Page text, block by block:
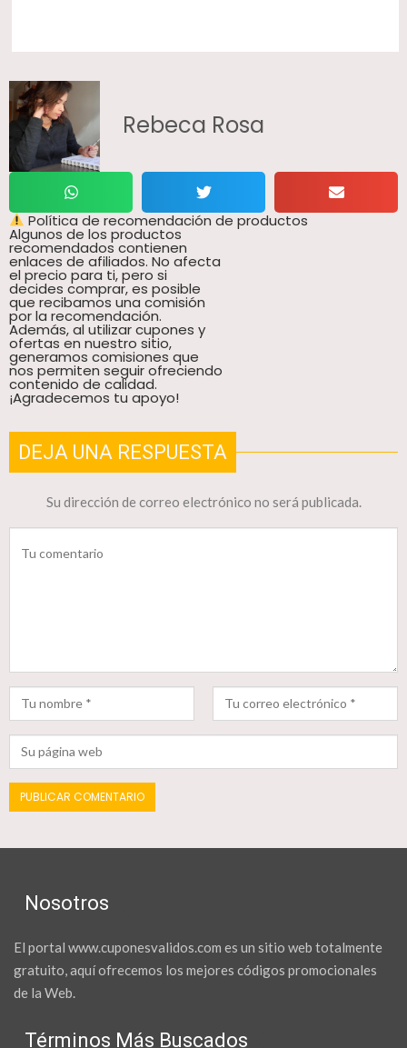
Rebeca Rosa
Política de recomendación de productos
Algunos de los productos
recomendados contienen
enlaces de afiliados. No afecta
el precio para ti, pero si
decides comprar, es posible
que recibamos una comisión
por la recomendación.
Además, al utilizar cupones y
ofertas en nuestro sitio,
generamos comisiones que
nos permiten seguir ofreciendo
contenido de calidad.
¡Agradecemos tu apoyo!
DEJA UNA RESPUESTA
Su dirección de correo electrónico no será publicada.
Nosotros
El portal www.cuponesvalidos.com es un sitio web totalmente
gratuito, aquí ofrecemos los mejores códigos promocionales
de la Web.
Términos Más Buscados